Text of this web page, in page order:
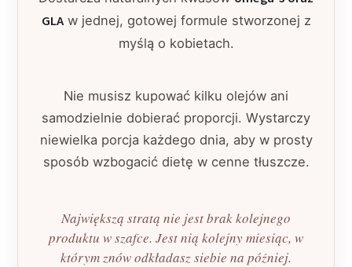
GLAw jednej, gotowej formule stworzonej z
myślą o kobietach.
Nie musisz kupować kilku olejów ani
samodzielnie dobierać proporcji. Wystarczy
niewielka porcja każdego dnia, aby w prosty
sposób wzbogacić dietę w cenne tłuszcze.
Największą stratą nie jest brak kolejnego
produktu w szafce. Jest nią kolejny miesiąc, w
którym znów odkładasz siebie na później.